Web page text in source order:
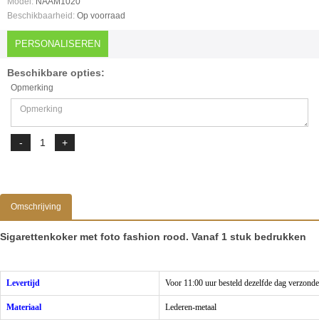
Beschikbaarheid: Op voorraad
PERSONALISEREN
Beschikbare opties:
Opmerking
Omschrijving
Sigarettenkoker met foto fashion rood. Vanaf 1 stuk bedrukken
Levertijd Voor 11:00 uur besteld dezelfde dag
Materiaal Lederen-metaal